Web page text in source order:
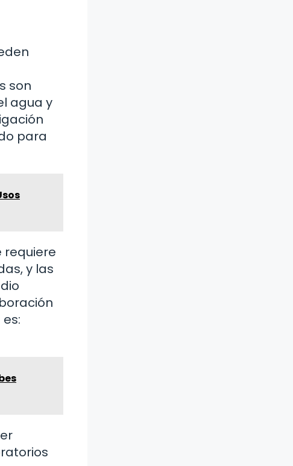
son
agua y
para
requiere
y las